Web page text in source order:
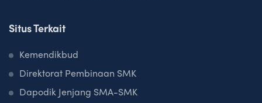
Situs Terkait
Kemendikbud
Direktorat Pembinaan SMK
Dapodik Jenjang SMA-SMK